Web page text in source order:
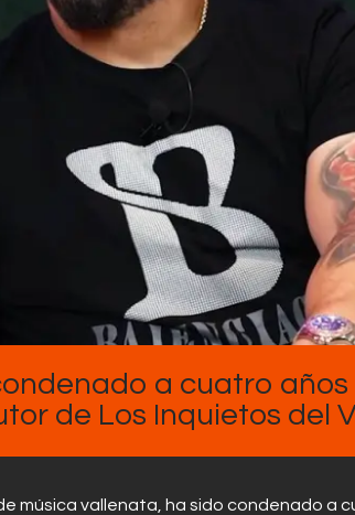
a cuatro
de Los Inquietos del
música vallenata, ha sido condenado a